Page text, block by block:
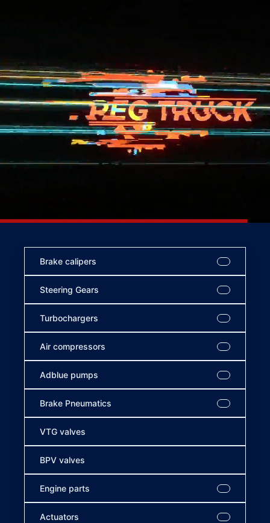
Brake calipers
Steering Gears
Turbochargers
Air compressors
Adblue pumps
Brake Pneumatics
VTG valves
BPV valves
Engine parts
Actuators